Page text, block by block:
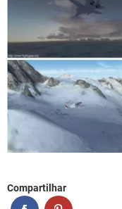
Compartilhar